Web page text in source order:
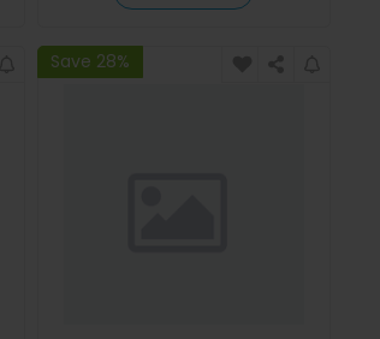
Save 28%